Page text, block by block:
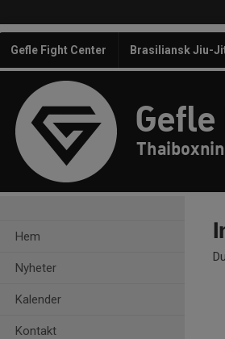
Gefle Fight Center Brasiliansk Jiu-
Hem
Nyheter
Kalender
Kontakt